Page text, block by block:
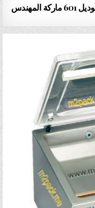
ماكينة تغليف الاطعمة بسحب الهواء موديل 601 ماركة المهندس